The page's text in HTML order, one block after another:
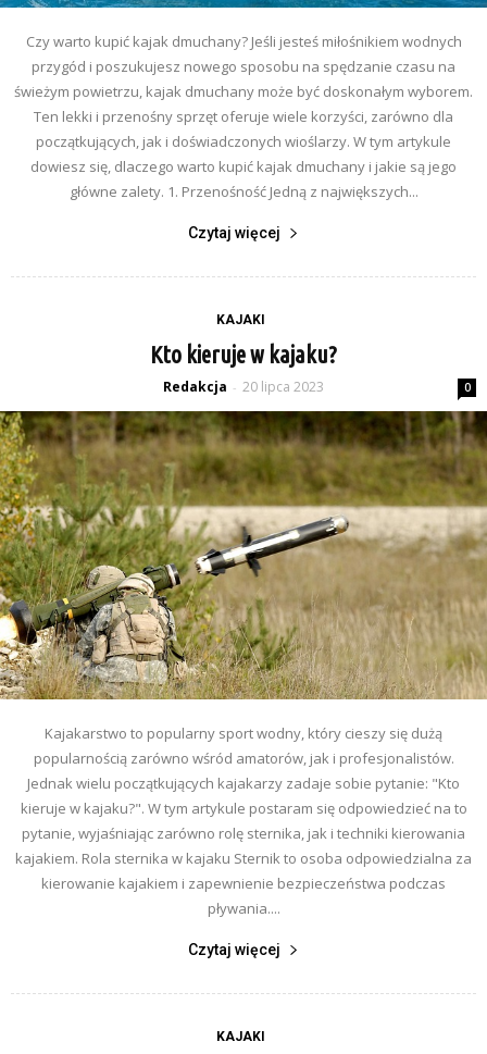
Czy warto kupić kajak dmuchany? Jeśli jesteś miłośnikiem wodnych
przygód i poszukujesz nowego sposobu na spędzanie czasu na
świeżym powietrzu, kajak dmuchany może być doskonałym wyborem.
Ten lekki i przenośny sprzęt oferuje wiele korzyści, zarówno dla
początkujących, jak i doświadczonych wioślarzy. W tym artykule
dowiesz się, dlaczego warto kupić kajak dmuchany i jakie są jego
główne zalety. 1. Przenośność Jedną z największych...
Czytaj więcej
KAJAKI
Kto kieruje w kajaku?
Redakcja - 20 lipca 2023 0
Kajakarstwo to popularny sport wodny, który cieszy się dużą
popularnością zarówno wśród amatorów, jak i profesjonalistów.
Jednak wielu początkujących kajakarzy zadaje sobie pytanie: "Kto
kieruje w kajaku?". W tym artykule postaram się odpowiedzieć na to
pytanie, wyjaśniając zarówno rolę sternika, jak i techniki kierowania
kajakiem. Rola sternika w kajaku Sternik to osoba odpowiedzialna za
kierowanie kajakiem i zapewnienie bezpieczeństwa podczas
pływania....
Czytaj więcej
KAJAKI